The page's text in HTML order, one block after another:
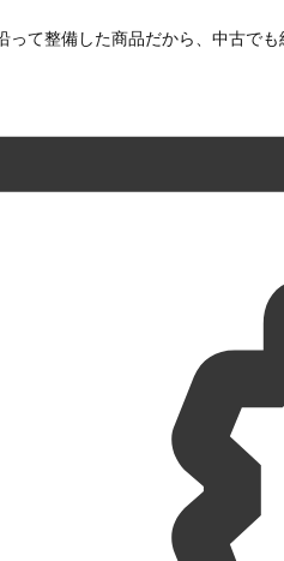
って整備した商品だから、中古で